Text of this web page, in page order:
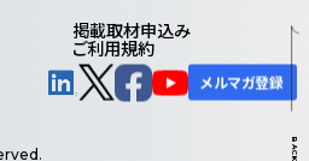
メルマガ登録
掲載取材申込み
ご利用規約